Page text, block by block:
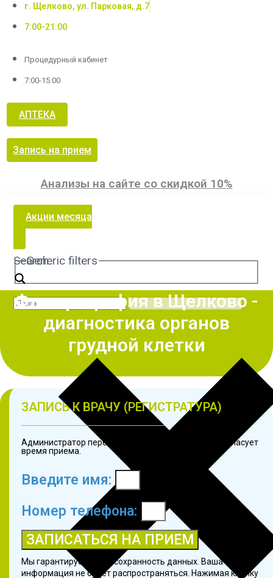
г. Щелково, ул. Парковая, д.7
7:00-21:00
Процедурный кабинет
7:00-15:00
АПТЕКА
Запись на прием
Анализы на сайте со скидкой 10%
Акции месяца
Search
Generic filters
Флюорография в Щелково -
диагностика органов
грудной клетки
ЗАПИСЬ К ВРАЧУ (РЕГИСТРАТУРА)
Администратор перезвонит в течение 3 минут и согласует
время приема.
Введите имя:
Номер телефона:
ЗАПИСАТЬСЯ НА ПРИЕМ
Мы гарантируем 100% сохранность данных. Ваша
информация не будет распространяться. Нажимая кнопку